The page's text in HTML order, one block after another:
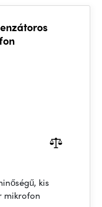
kis
mikrofon